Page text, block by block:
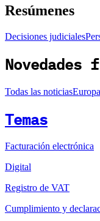
Resúmenes
Decisiones judiciales
Novedades
Todas las noticiasEuropa
Temas
Facturación electrónica
Digital
Registro de VAT
Cumplimiento y